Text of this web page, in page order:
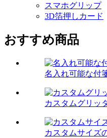
スマホグリップ
3D箔押しカード
おすすめ商品
名入れ可能な付
カスタムグリッ
カスタムサイズ